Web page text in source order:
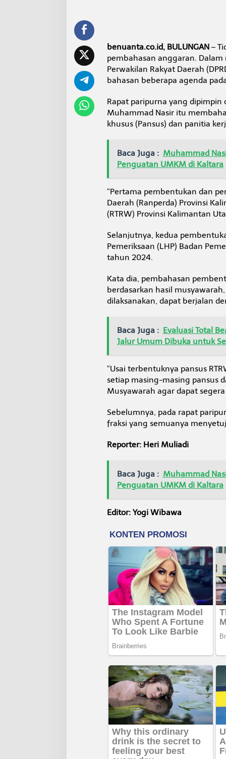
P
K
R
benuanta.co.id, BULUNGAN–
pembahasan anggaran.
Perwakilan Rakyat Daerah
bahasan beberapa agenda
Rapat paripurna yang dipimpin
Muhammad Nasir itu
khusus (Pansus) dan panitia
Baca Juga : Muhammad
Penguatan UMKM di Kaltara
“Pertama pembentukan dan
Daerah (Ranperda) Provinsi
(RTRW) Provinsi Kalimantan
Selanjutnya, kedua
Pemeriksaan (LHP) Badan
tahun 2024.
Kata dia, pembahasan
berdasarkan hasil
dilaksanakan, dapat berjalan
Baca Juga : Evaluasi Total
Jalur Umum Dibuka untuk
“Usai terbentuknya pansus
setiap masing-masing pansus
Musyawarah agar dapat
Sebelumnya, pada rapat
fraksi yang semuanya
Reporter: Heri Muliadi
Baca Juga : Muhammad
Penguatan UMKM di Kaltara
Editor: Yogi Wibawa